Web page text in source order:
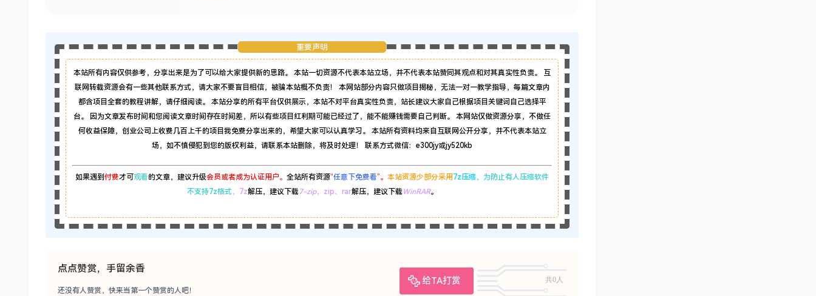
重要声明
本站所有内容仅供参考，分享出来是为了可以给大家提供新的思路。 本站一切资源不代表本站立场，并不代表本站赞同其观点和对其真实性负责。 互
联网转载资源会有一些其他联系方式，请大家不要盲目相信，被骗本站概不负责！ 本网站部分内容只做项目揭秘，无法一对一教学指导，每篇文章内
都含项目全套的教程讲解，请仔细阅读。 本站分享的所有平台仅供展示，本站不对平台真实性负责，站长建议大家自己根据项目关键词自己选择平
台。 因为文章发布时间和您阅读文章时间存在时间差，所以有些项目红利期可能已经过了，能不能赚钱需要自己判断。 本网站仅做资源分享，不做任
何收益保障，创业公司上收费几百上千的项目我免费分享出来的，希望大家可以认真学习。 本站所有资料均来自互联网公开分享，并不代表本站立
场，如不慎侵犯到您的版权利益，请联系本站删除，将及时处理！ 联系方式微信：e300jy或jy520kb
如果遇到付费才可 观看的文章，建议升级会员或者成为认证用户。 全站所有资源“任意下免费看”。 本站资源少部分采用 7z压缩， 为防止有人压缩软件
不支持7z格式 ，7z解压，建议下载 7-zip，zip、rar解压，建议下载 WinRAR。
点点赞赏，手留余香
给TA打赏
共0人
还没有人赞赏，快来当第一个赞赏的人吧！